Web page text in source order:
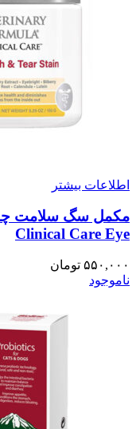
اطلاعات بیشتر
مکمل سگ سلامت
Clinical Care Eye
۵۵۰,۰۰۰ تومان
ناموجود